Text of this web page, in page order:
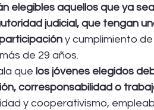
elegibles aquellos que ya
judicial, que tengan
y cumplimiento
de 29 años.
que los jóvenes elegidos
corresponsabilidad o
y cooperativismo,